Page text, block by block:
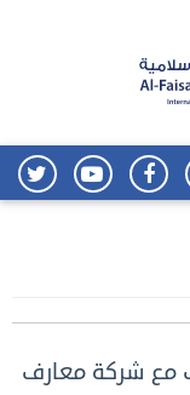
مع شركة معارف